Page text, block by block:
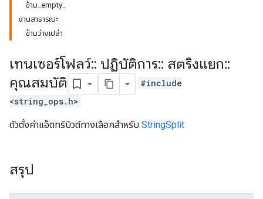
ข้าม_empty_
งานสาธารณะ
ข้ามว่างเปล่า
เทนเซอร์โฟลว์:: ปฏิบัติการ:: สตริงแยก::
คุณสมบัติ
#include
<string_ops.h>
ตัวตั้งค่าแอ็ตทริบิวต์ทางเลือกสำหรับ StringSplit
สรุป